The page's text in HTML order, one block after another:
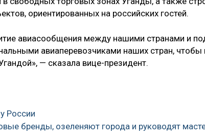
ориентированных на российских гостей.
авиасообщения между нашими странами и
авиаперевозчиками наших стран, чтобы
— сказала вице-президент.
России
бренды, озеленяют города и руководят